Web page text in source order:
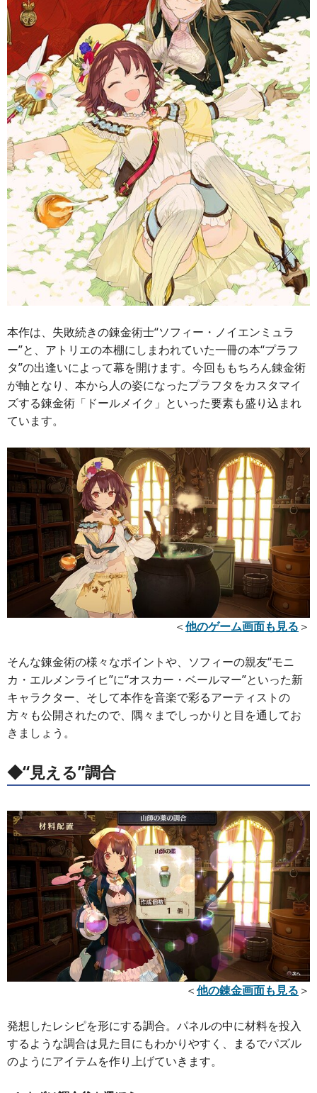
本作は、失敗続きの錬金術士“ソフィー・ノイエンミュラ
ー”と、アトリエの本棚にしまわれていた一冊の本“プラフ
タ”の出逢いによって幕を開けます。今回ももちろん錬金術
が軸となり、本から人の姿になったプラフタをカスタマイ
ズする錬金術「ドールメイク」といった要素も盛り込まれ
ています。
＜他のゲーム画面も見る ＞
そんな錬金術の様々なポイントや、ソフィーの親友“モニ
カ・エルメンライヒ”に“オスカー・ベールマー”といった新
キャラクター、そして本作を音楽で彩るアーティストの
方々も公開されたので、隅々までしっかりと目を通してお
きましょう。
◆“見える”調合
＜他の錬金画面も見る ＞
発想したレシピを形にする調合。パネルの中に材料を投入
するような調合は見た目にもわかりやすく、まるでパズル
のようにアイテムを作り上げていきます。